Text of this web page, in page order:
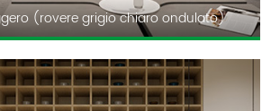
(rovere grigio chiaro ondulato)